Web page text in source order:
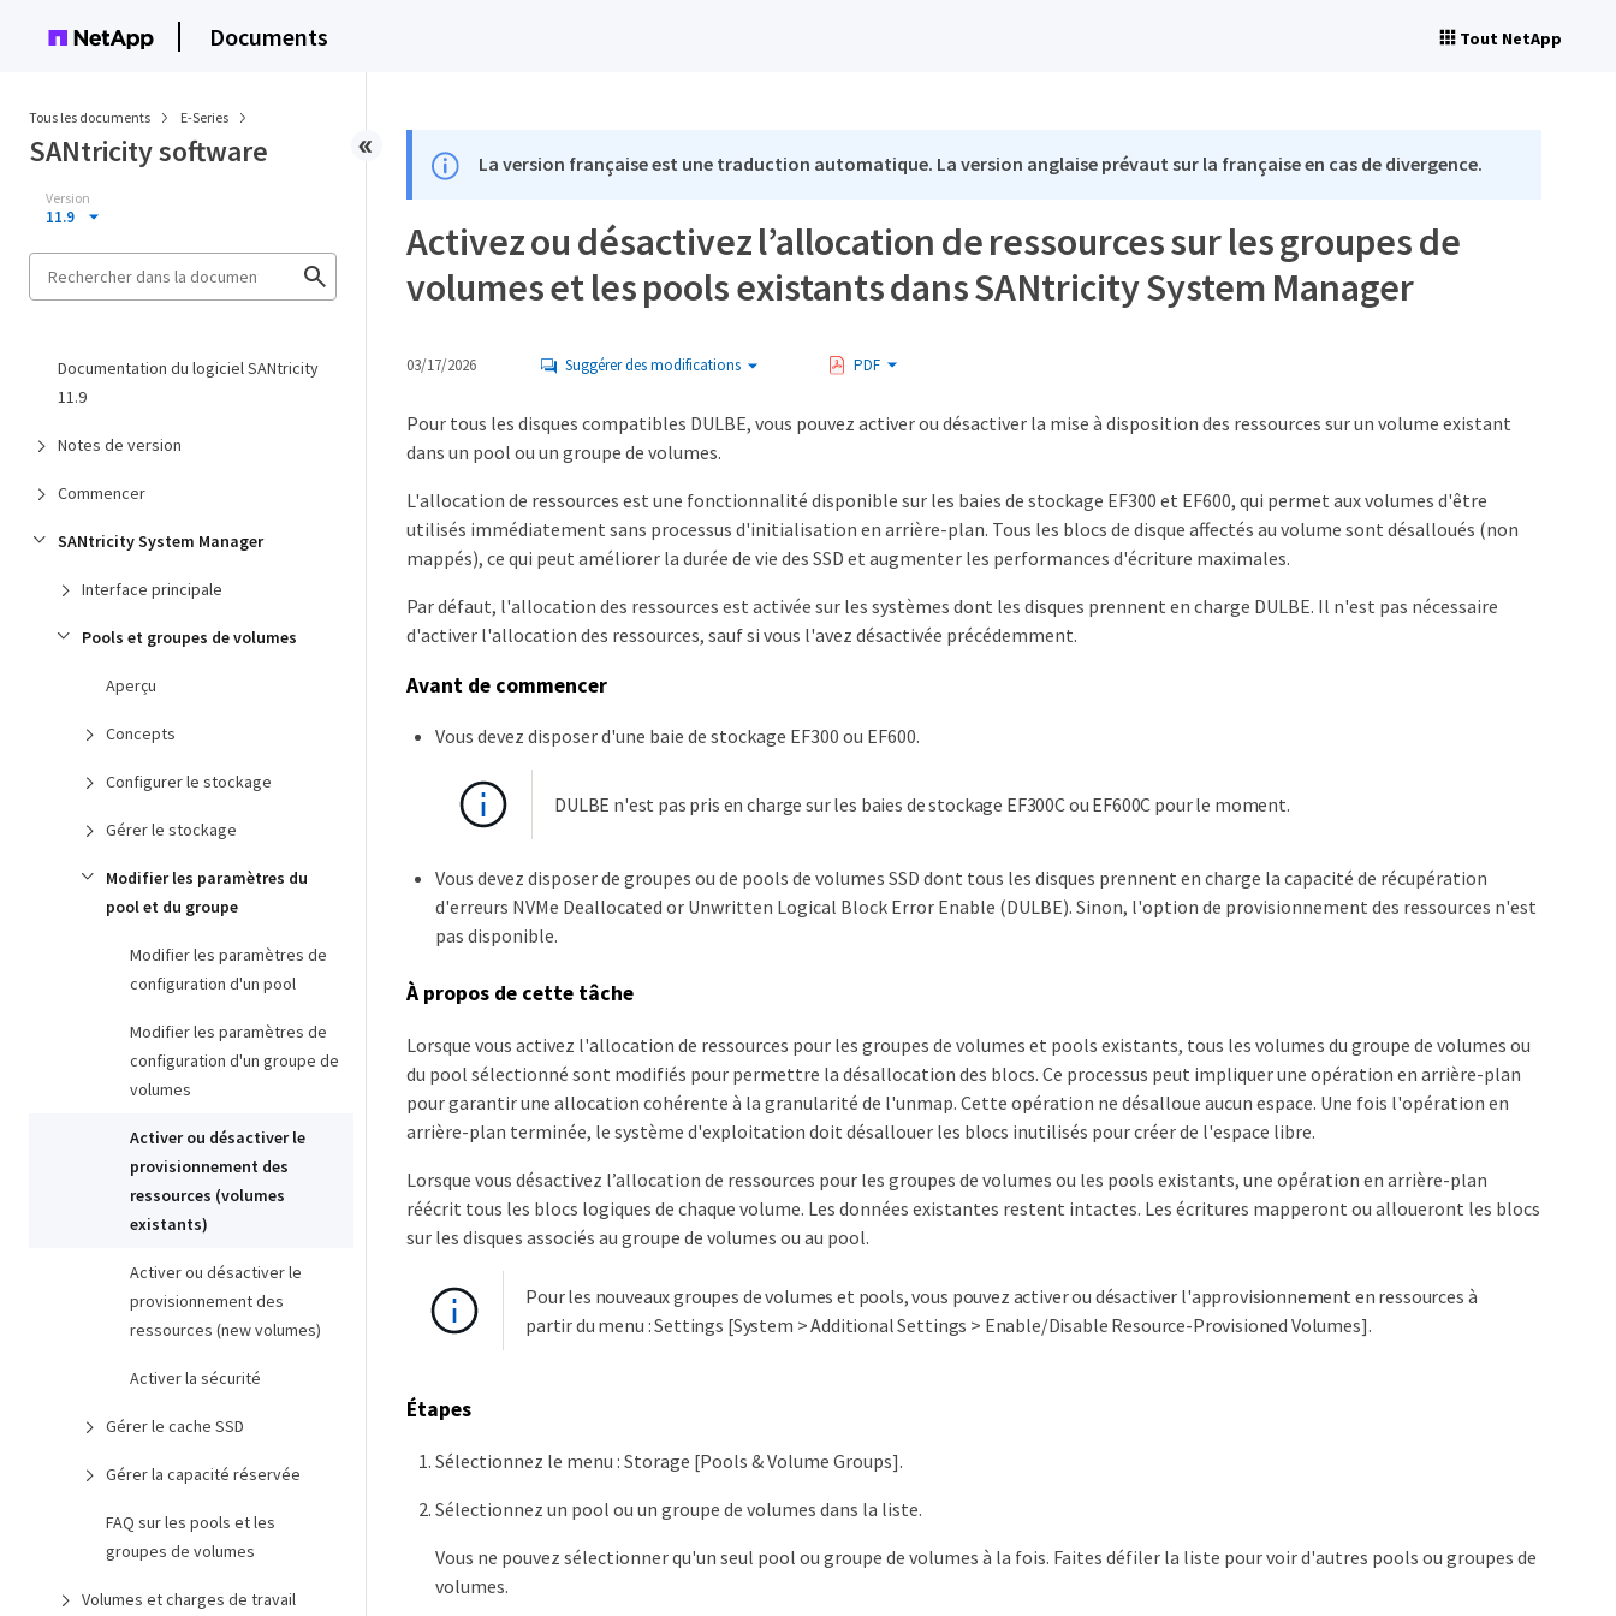
Documents Tout NetApp
Tous les documents E-Series
SANtricity software
Version
11.9
Documentation du logiciel SANtricity
11.9
Notes de version
Commencer
SANtricity System Manager
Interface principale
Pools et groupes de volumes
Aperçu
Concepts
Configurer le stockage
Gérer le stockage
Modifier les paramètres du
pool et du groupe
Modifier les paramètres de
configuration d'un pool
Modifier les paramètres de
configuration d'un groupe de
volumes
Activer ou désactiver le
provisionnement des
ressources (volumes
existants)
Activer ou désactiver le
provisionnement des
ressources (new volumes)
Activer la sécurité
Gérer le cache SSD
Gérer la capacité réservée
FAQ sur les pools et les
groupes de volumes
Volumes et charges de travail
La version française est une traduction automatique. La version anglaise prévaut sur la française en cas de divergence.
Activez ou désactivez l’allocation de ressources sur les groupes de
volumes et les pools existants dans SANtricity System Manager
03/17/2026 Suggérer des modifications PDF
Pour tous les disques compatibles DULBE, vous pouvez activer ou désactiver la mise à disposition des ressources sur un volume existant
dans un pool ou un groupe de volumes.
L'allocation de ressources est une fonctionnalité disponible sur les baies de stockage EF300 et EF600, qui permet aux volumes d'être
utilisés immédiatement sans processus d'initialisation en arrière-plan. Tous les blocs de disque affectés au volume sont désalloués (non
mappés), ce qui peut améliorer la durée de vie des SSD et augmenter les performances d'écriture maximales.
Par défaut, l'allocation des ressources est activée sur les systèmes dont les disques prennent en charge DULBE. Il n'est pas nécessaire
d'activer l'allocation des ressources, sauf si vous l'avez désactivée précédemment.
Avant de commencer
Vous devez disposer d'une baie de stockage EF300 ou EF600.
DULBE n'est pas pris en charge sur les baies de stockage EF300C ou EF600C pour le moment.
Vous devez disposer de groupes ou de pools de volumes SSD dont tous les disques prennent en charge la capacité de récupération
d'erreurs NVMe Deallocated or Unwritten Logical Block Error Enable (DULBE). Sinon, l'option de provisionnement des ressources n'est
pas disponible.
À propos de cette tâche
Lorsque vous activez l'allocation de ressources pour les groupes de volumes et pools existants, tous les volumes du groupe de volumes ou
du pool sélectionné sont modifiés pour permettre la désallocation des blocs. Ce processus peut impliquer une opération en arrière-plan
pour garantir une allocation cohérente à la granularité de l'unmap. Cette opération ne désalloue aucun espace. Une fois l'opération en
arrière-plan terminée, le système d'exploitation doit désallouer les blocs inutilisés pour créer de l'espace libre.
Lorsque vous désactivez l’allocation de ressources pour les groupes de volumes ou les pools existants, une opération en arrière-plan
réécrit tous les blocs logiques de chaque volume. Les données existantes restent intactes. Les écritures mapperont ou alloueront les blocs
sur les disques associés au groupe de volumes ou au pool.
Pour les nouveaux groupes de volumes et pools, vous pouvez activer ou désactiver l'approvisionnement en ressources à
partir du menu : Settings [System > Additional Settings > Enable/Disable Resource-Provisioned Volumes].
Étapes
Sélectionnez le menu : Storage [Pools & Volume Groups].
Sélectionnez un pool ou un groupe de volumes dans la liste.
Vous ne pouvez sélectionner qu'un seul pool ou groupe de volumes à la fois. Faites défiler la liste pour voir d'autres pools ou groupes de
volumes.